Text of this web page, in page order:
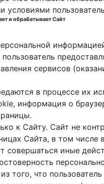
условиями
и обрабатывает Сайт
сервисов
в процессе их
информация о
к Сайту. Сайт не
Сайта, в том числе
совершаться иные
того, что